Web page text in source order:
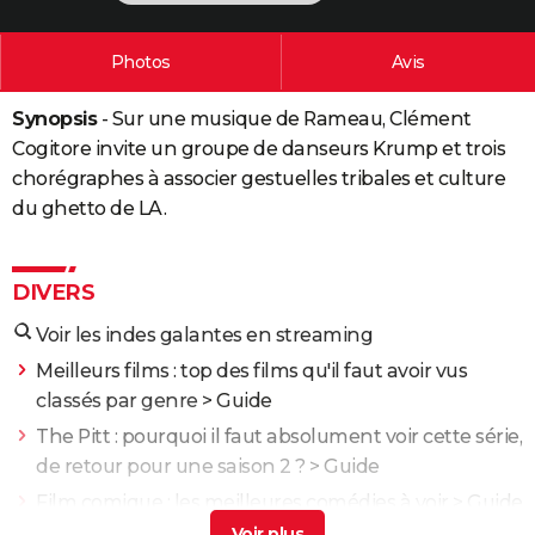
PHOTO
BONS PLANS
CARTE DE VOEUX
Carte de Noël
Carte Bonne année
Carte Saint-Valentin
Carte Pâques
Carte d'anniversaire
DICTIONNAIRE
Dictionnaire
Biographies
Citations
Expressions
Proverbes
PROGRAMME TV
COPAINS D'AVANT
S'inscrire
Se connecter
Lycées
Collèges
Primaires
Universités
Entreprises
Service militaire
Avis de recherche
AVIS DE DÉCÈS
Bricolage
Lifestyle
Culture
Sport
Auto
Television
Voyage
Cinema
Photos Avis
Synopsis- Sur une musique de Rameau, Clément
Cogitore invite un groupe de danseurs Krump et trois
chorégraphes à associer gestuelles tribales et culture
du ghetto de LA.
DIVERS
Voir les indes galantes en streaming
Meilleurs films : top des films qu'il faut avoir vus
classés par genre > Guide
The Pitt : pourquoi il faut absolument voir cette série,
de retour pour une saison 2 ? > Guide
> Guide